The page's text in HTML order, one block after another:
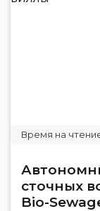
сточных
Bio-